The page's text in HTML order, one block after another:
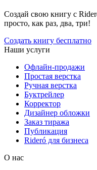
Создай свою книгу с
просто, как раз, два, три!
Создать книгу бесплатно
Наши услуги
Офлайн-продажи
Простая верстка
Ручная верстка
Буктрейлер
Корректор
Дизайнер обложки
Заказ тиража
Публикация
Rideró для бизнеса
О нас